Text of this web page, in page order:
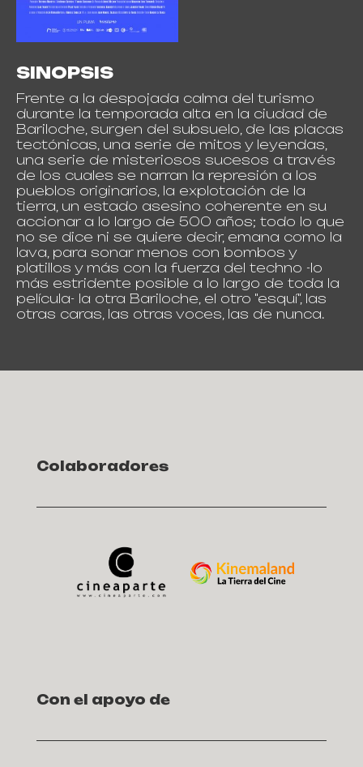
SINOPSIS
Frente a la despojada calma del turismo
durante la temporada alta en la ciudad de
Bariloche, surgen del subsuelo, de las placas
tectónicas, una serie de mitos y leyendas,
una serie de misteriosos sucesos a través
de los cuales se narran la represión a los
pueblos originarios, la explotación de la
tierra, un estado asesino coherente en su
accionar a lo largo de 500 años; todo lo que
no se dice ni se quiere decir, emana como la
lava, para sonar menos con bombos y
platillos y más con la fuerza del techno -lo
más estridente posible a lo largo de toda la
película- la otra Bariloche, el otro "esquí", las
otras caras, las otras voces, las de nunca.
Colaboradores
Con el apoyo de